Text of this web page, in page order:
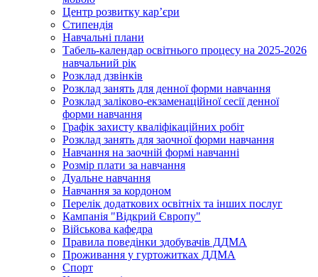
Центр розвитку кар’єри
Стипендія
Навчальні плани
Табель-календар освітнього процесу на 2025-2026
навчальний рік
Розклад дзвінків
Розклад занять для денної форми навчання
Розклад заліково-екзаменаційної сесії денної
форми навчання
Графік захисту кваліфікаційних робіт
Розклад занять для заочної форми навчання
Навчання на заочній формі навчанні
Розмір плати за навчання
Дуальне навчання
Навчання за кордоном
Перелік додаткових освітніх та інших послуг
Кампанія "Відкрий Європу"
Військова кафедра
Правила поведінки здобувачів ДДМА
Проживання у гуртожитках ДДМА
Спорт